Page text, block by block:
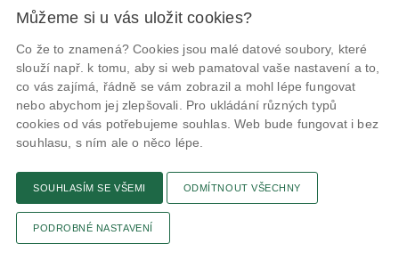
Květná 15, 603 00 Brno,
epodatelna
szpi.gov.cz
ID datové schránky: avraiqg
IČO: 75014149, DIČ: CZ75014149
Zásady ochrany soukromí
Textová verze Připomínky Novinky Odkaz RSS kanál
Můžeme si u vás uložit cookies?
Co že to znamená? Cookies jsou malé datové soubory, které
slouží např. k tomu, aby si web pamatoval vaše nastavení a to,
co vás zajímá, řádně se vám zobrazil a mohl lépe fungovat
nebo abychom jej zlepšovali. Pro ukládání různých typů
cookies od vás potřebujeme souhlas. Web bude fungovat i bez
souhlasu, s ním ale o něco lépe.
SOUHLASÍM SE VŠEMI ODMÍTNOUT VŠECHNY
PODROBNÉ NASTAVENÍ